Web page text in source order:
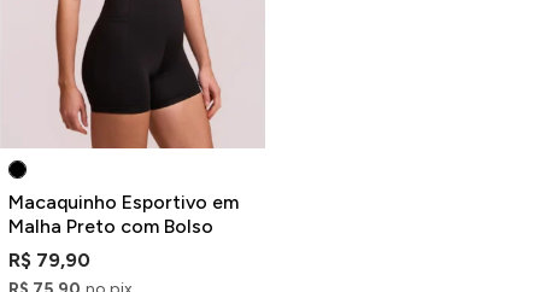
Macaquinho Esportivo em
Malha Preto com Bolso
R$ 79,90